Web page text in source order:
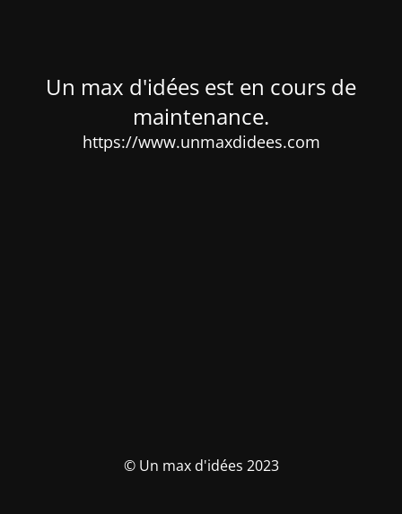
Un max d'idées est en cours de
maintenance.
https://www.unmaxdidees.com
© Un max d'idées 2023